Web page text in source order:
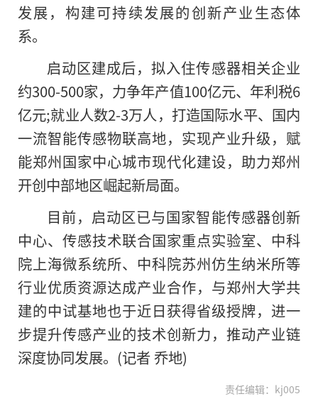
发展，构建可持续发展的创新产业生态体
系。
启动区建成后，拟入住传感器相关企业
约300-500家，力争年产值100亿元、年利税6
亿元;就业人数2-3万人，打造国际水平、国内
一流智能传感物联高地，实现产业升级，赋
能郑州国家中心城市现代化建设，助力郑州
开创中部地区崛起新局面。
目前，启动区已与国家智能传感器创新
中心、传感技术联合国家重点实验室、中科
院上海微系统所、中科院苏州仿生纳米所等
行业优质资源达成产业合作，与郑州大学共
建的中试基地也于近日获得省级授牌，进一
步提升传感产业的技术创新力，推动产业链
深度协同发展。(记者 乔地)
责任编辑：kj005